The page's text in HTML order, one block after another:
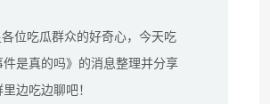
位吃瓜群众的好奇心，今天吃
是真的吗》的消息整理并分享
边吃边聊吧！